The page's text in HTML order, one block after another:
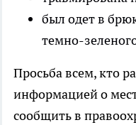
был одет в
темно-
Просьба всем, кто
информацией о
сообщить в